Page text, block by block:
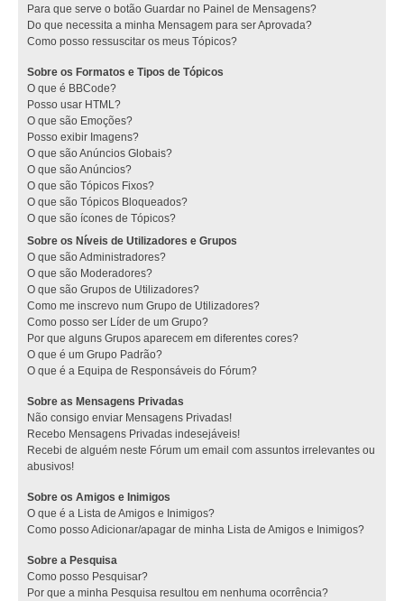
Para que serve o botão Guardar no Painel de Mensagens?
Do que necessita a minha Mensagem para ser Aprovada?
Como posso ressuscitar os meus Tópicos?
Sobre os Formatos e Tipos de Tópicos
O que é BBCode?
Posso usar HTML?
O que são Emoções?
Posso exibir Imagens?
O que são Anúncios Globais?
O que são Anúncios?
O que são Tópicos Fixos?
O que são Tópicos Bloqueados?
O que são ícones de Tópicos?
Sobre os Níveis de Utilizadores e Grupos
O que são Administradores?
O que são Moderadores?
O que são Grupos de Utilizadores?
Como me inscrevo num Grupo de Utilizadores?
Como posso ser Líder de um Grupo?
Por que alguns Grupos aparecem em diferentes cores?
O que é um Grupo Padrão?
O que é a Equipa de Responsáveis do Fórum?
Sobre as Mensagens Privadas
Não consigo enviar Mensagens Privadas!
Recebo Mensagens Privadas indesejáveis!
Recebi de alguém neste Fórum um email com assuntos irrelevantes ou
abusivos!
Sobre os Amigos e Inimigos
O que é a Lista de Amigos e Inimigos?
Como posso Adicionar/apagar de minha Lista de Amigos e Inimigos?
Sobre a Pesquisa
Como posso Pesquisar?
Por que a minha Pesquisa resultou em nenhuma ocorrência?